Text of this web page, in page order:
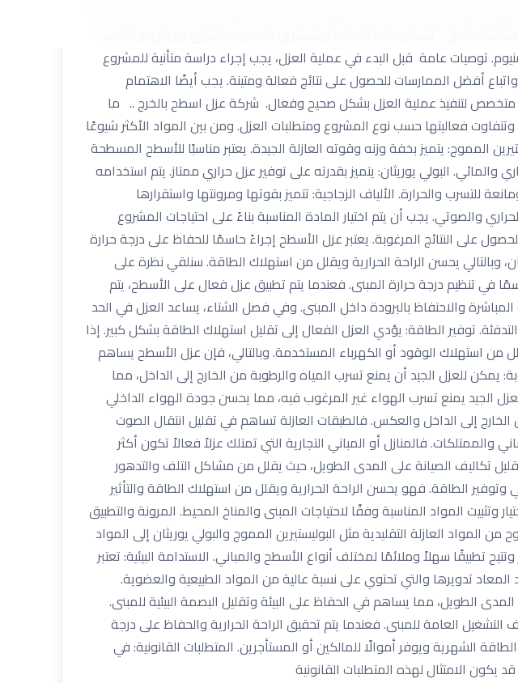
توصيات عامة قبل البدء في عملية العزل، يجب إجراء دراسة متأنية للمشروع
أفضل الممارسات للحصول على نتائج فعالة ومتينة. يجب أيضًا الاهتمام
متخصص لتنفيذ عملية العزل بشكل صحيح وفعال. شركة عزل اسطح بالخرج .. ما
فعاليتها حسب نوع المشروع ومتطلبات العزل. ومن بين المواد الأكثر شيوعًا
المموج: يتميز بخفة وزنه وقوته العازلة الجيدة. يعتبر مناسبًا للأسطح المسطحة
البولي يوريثان: يتميز بقدرته على توفير عزل حراري ممتاز. يتم استخدامه
والحرارة. الألياف الزجاجية: تتميز بقوتها ومرونتها واستقرارها
والصوتي. يجب أن يتم اختيار المادة المناسبة بناءً على احتياجات المشروع
على النتائج المرغوبة. يعتبر عزل الأسطح إجراءً حاسمًا للحفاظ على درجة حرارة
وبالتالي يحسن الراحة الحرارية ويقلل من استهلاك الطاقة. سنلقي نظرة على
في تنظيم درجة حرارة المبنى. فعندما يتم تطبيق عزل فعال على الأسطح، يتم
والاحتفاظ بالبرودة داخل المبنى. وفي فصل الشتاء، يساعد العزل في الحد
توفير الطاقة: يؤدي العزل الفعال إلى تقليل استهلاك الطاقة بشكل كبير. إذا
من استهلاك الوقود أو الكهرباء المستخدمة. وبالتالي، فإن عزل الأسطح يساهم
يمكن للعزل الجيد أن يمنع تسرب المياه والرطوبة من الخارج إلى الداخل، مما
الجيد يمنع تسرب الهواء غير المرغوب فيه، مما يحسن جودة الهواء الداخلي
إلى الداخل والعكس. فالطبقات العازلة تساهم في تقليل انتقال الصوت
فالمنازل أو المباني التجارية التي تمتلك عزلاً فعالاً تكون أكثر
تكاليف الصيانة على المدى الطويل، حيث يقلل من مشاكل التلف والتدهور
وتوفير الطاقة. فهو يحسن الراحة الحرارية ويقلل من استهلاك الطاقة والتأثير
المواد المناسبة وفقًا لاحتياجات المبنى والمناخ المحيط. المرونة والتطبيق
العازلة التقليدية مثل البوليستيرين المموج والبولي يوريثان إلى المواد
تطبيقًا سهلاً وملائمًا لمختلف أنواع الأسطح والمباني. الاستدامة البيئية: تعتبر
تدويرها والتي تحتوي على نسبة عالية من المواد الطبيعية والعضوية.
الطويل، مما يساهم في الحفاظ على البيئة وتقليل البصمة البيئية للمبنى.
العامة للمبنى. فعندما يتم تحقيق الراحة الحرارية والحفاظ على درجة
الشهرية ويوفر أموالًا للمالكين أو المستأجرين. المتطلبات القانونية: في
يكون الامتثال لهذه المتطلبات القانونية